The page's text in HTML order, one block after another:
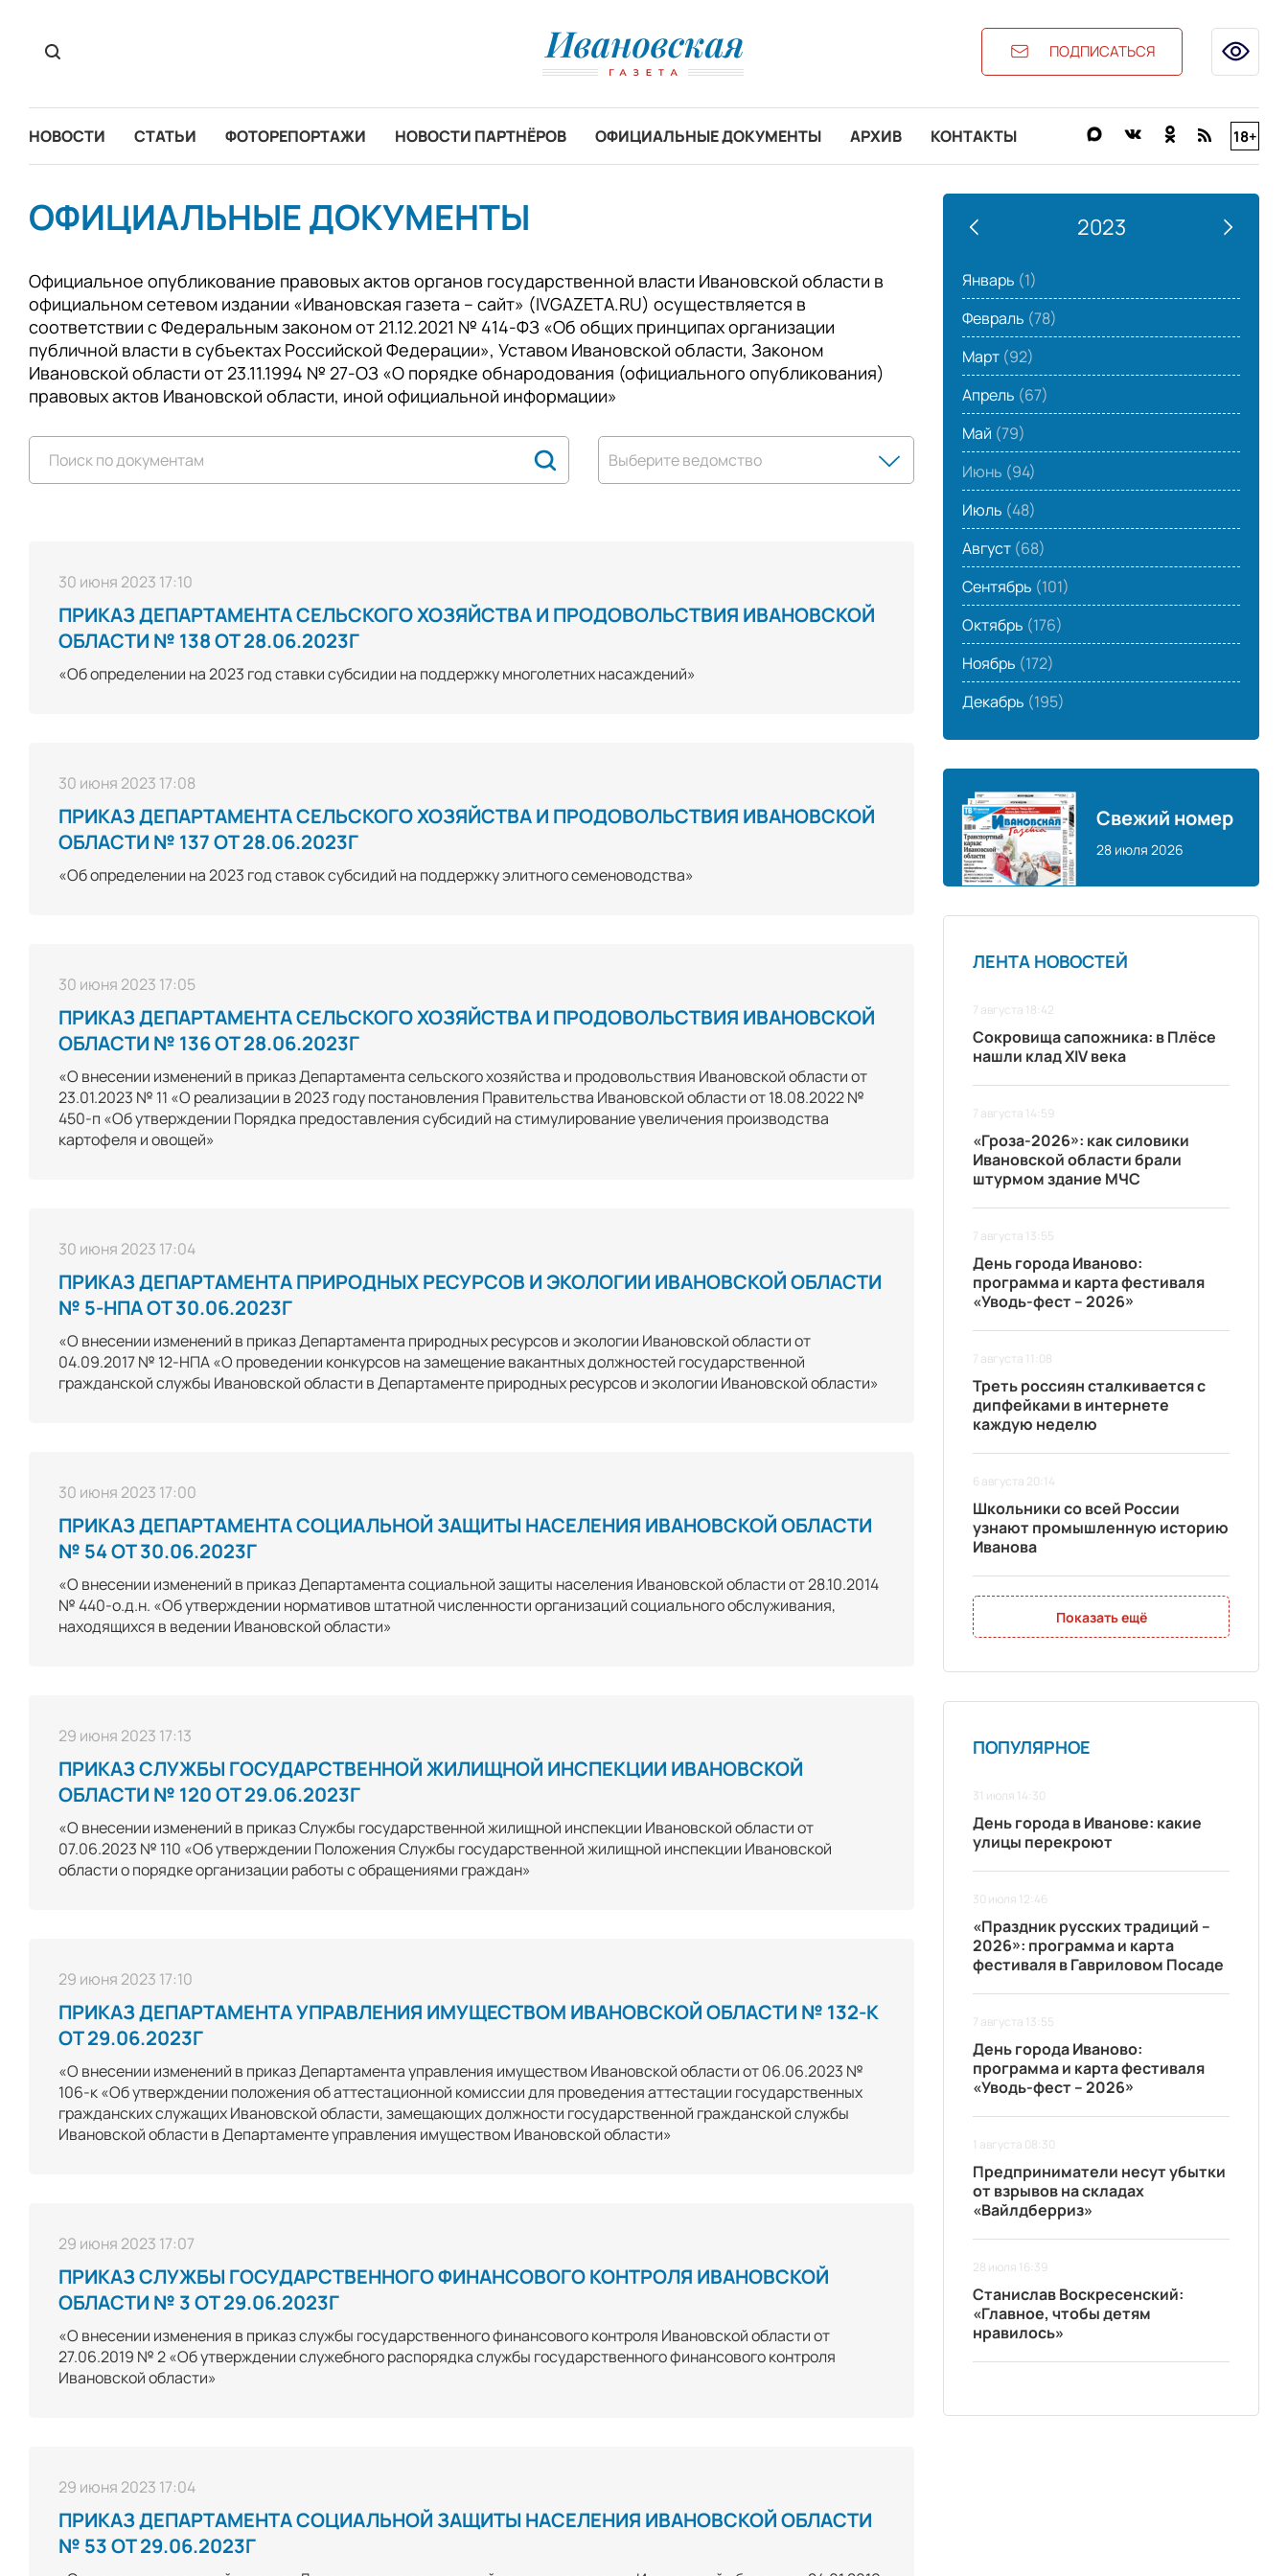
ПОДПИСАТЬСЯ
НОВОСТИ СТАТЬИ ФОТОРЕПОРТАЖИ НОВОСТИ ПАРТНЁРОВ ОФИЦИАЛЬНЫЕ ДОКУМЕНТЫ АРХИВ КОНТАКТЫ 18+
ОФИЦИАЛЬНЫЕ ДОКУМЕНТЫ
Официальное опубликование правовых актов органов государственной власти Ивановской области в
официальном сетевом издании «Ивановская газета – сайт» (IVGAZETA.RU) осуществляется в
соответствии с Федеральным законом от 21.12.2021 № 414-ФЗ «Об общих принципах организации
публичной власти в субъектах Российской Федерации», Уставом Ивановской области, Законом
Ивановской области от 23.11.1994 № 27-ОЗ «О порядке обнародования (официального опубликования)
правовых актов Ивановской области, иной официальной информации»
Выберите ведомство
30 июня 2023 17:10
ПРИКАЗ ДЕПАРТАМЕНТА СЕЛЬСКОГО ХОЗЯЙСТВА И ПРОДОВОЛЬСТВИЯ ИВАНОВСКОЙ
ОБЛАСТИ № 138 ОТ 28.06.2023Г
«Об определении на 2023 год ставки субсидии на поддержку многолетних насаждений»
30 июня 2023 17:08
ПРИКАЗ ДЕПАРТАМЕНТА СЕЛЬСКОГО ХОЗЯЙСТВА И ПРОДОВОЛЬСТВИЯ ИВАНОВСКОЙ
ОБЛАСТИ № 137 ОТ 28.06.2023Г
«Об определении на 2023 год ставок субсидий на поддержку элитного семеноводства»
30 июня 2023 17:05
ПРИКАЗ ДЕПАРТАМЕНТА СЕЛЬСКОГО ХОЗЯЙСТВА И ПРОДОВОЛЬСТВИЯ ИВАНОВСКОЙ
ОБЛАСТИ № 136 ОТ 28.06.2023Г
«О внесении изменений в приказ Департамента сельского хозяйства и продовольствия Ивановской области от
23.01.2023 № 11 «О реализации в 2023 году постановления Правительства Ивановской области от 18.08.2022 №
450-п «Об утверждении Порядка предоставления субсидий на стимулирование увеличения производства
картофеля и овощей»
30 июня 2023 17:04
ПРИКАЗ ДЕПАРТАМЕНТА ПРИРОДНЫХ РЕСУРСОВ И ЭКОЛОГИИ ИВАНОВСКОЙ ОБЛАСТИ
№ 5-НПА ОТ 30.06.2023Г
«О внесении изменений в приказ Департамента природных ресурсов и экологии Ивановской области от
04.09.2017 № 12-НПА «О проведении конкурсов на замещение вакантных должностей государственной
гражданской службы Ивановской области в Департаменте природных ресурсов и экологии Ивановской области»
30 июня 2023 17:00
ПРИКАЗ ДЕПАРТАМЕНТА СОЦИАЛЬНОЙ ЗАЩИТЫ НАСЕЛЕНИЯ ИВАНОВСКОЙ ОБЛАСТИ
№ 54 ОТ 30.06.2023Г
«О внесении изменений в приказ Департамента социальной защиты населения Ивановской области от 28.10.2014
№ 440-о.д.н. «Об утверждении нормативов штатной численности организаций социального обслуживания,
находящихся в ведении Ивановской области»
29 июня 2023 17:13
ПРИКАЗ СЛУЖБЫ ГОСУДАРСТВЕННОЙ ЖИЛИЩНОЙ ИНСПЕКЦИИ ИВАНОВСКОЙ
ОБЛАСТИ № 120 ОТ 29.06.2023Г
«О внесении изменений в приказ Службы государственной жилищной инспекции Ивановской области от
07.06.2023 № 110 «Об утверждении Положения Службы государственной жилищной инспекции Ивановской
области о порядке организации работы с обращениями граждан»
29 июня 2023 17:10
ПРИКАЗ ДЕПАРТАМЕНТА УПРАВЛЕНИЯ ИМУЩЕСТВОМ ИВАНОВСКОЙ ОБЛАСТИ № 132-К
ОТ 29.06.2023Г
«О внесении изменений в приказ Департамента управления имуществом Ивановской области от 06.06.2023 №
106-к «Об утверждении положения об аттестационной комиссии для проведения аттестации государственных
гражданских служащих Ивановской области, замещающих должности государственной гражданской службы
Ивановской области в Департаменте управления имуществом Ивановской области»
29 июня 2023 17:07
ПРИКАЗ СЛУЖБЫ ГОСУДАРСТВЕННОГО ФИНАНСОВОГО КОНТРОЛЯ ИВАНОВСКОЙ
ОБЛАСТИ № 3 ОТ 29.06.2023Г
«О внесении изменения в приказ службы государственного финансового контроля Ивановской области от
27.06.2019 № 2 «Об утверждении служебного распорядка службы государственного финансового контроля
Ивановской области»
29 июня 2023 17:04
ПРИКАЗ ДЕПАРТАМЕНТА СОЦИАЛЬНОЙ ЗАЩИТЫ НАСЕЛЕНИЯ ИВАНОВСКОЙ ОБЛАСТИ
№ 53 ОТ 29.06.2023Г
2023
Январь (1)
Февраль (78)
Март (92)
Апрель (67)
Май (79)
Июнь (94)
Июль (48)
Август (68)
Сентябрь (101)
Октябрь (176)
Ноябрь (172)
Декабрь (195)
Свежий номер
28 июля 2026
ЛЕНТА НОВОСТЕЙ
7 августа 18:42
Сокровища сапожника: в Плёсе
нашли клад XIV века
7 августа 14:59
«Гроза-2026»: как силовики
Ивановской области брали
штурмом здание МЧС
7 августа 13:55
День города Иваново:
программа и карта фестиваля
«Уводь-фест – 2026»
7 августа 11:08
Треть россиян сталкивается с
дипфейками в интернете
каждую неделю
6 августа 20:14
Школьники со всей России
узнают промышленную историю
Иванова
Показать ещё
ПОПУЛЯРНОЕ
31 июля 14:30
День города в Иванове: какие
улицы перекроют
30 июля 12:46
«Праздник русских традиций –
2026»: программа и карта
фестиваля в Гавриловом Посаде
7 августа 13:55
День города Иваново:
программа и карта фестиваля
«Уводь-фест – 2026»
1 августа 08:30
Предприниматели несут убытки
от взрывов на складах
«Вайлдберриз»
28 июля 16:39
Станислав Воскресенский:
«Главное, чтобы детям
нравилось»